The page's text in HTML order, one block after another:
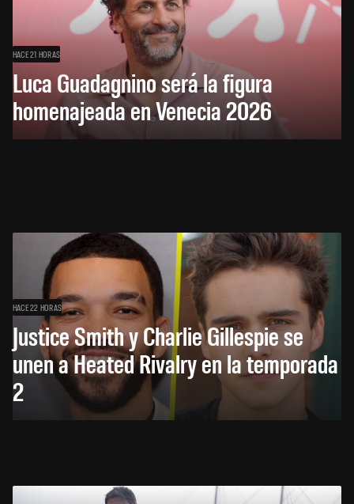
HACE 21 HORAS
Luca Guadagnino será la figura
homenajeada en Venecia 2026
HACE 22 HORAS
Justice Smith y Charlie Gillespie se
unen a Heated Rivalry en la temporada
2